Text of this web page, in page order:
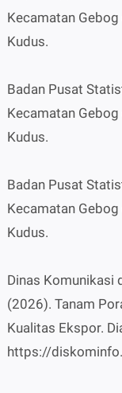
Kecamatan
Kudus.
Badan Pusat
Kecamatan
Kudus.
Badan Pusat
Kecamatan
Kudus.
Dinas Komunikasi
(2026). Tanam
Kualitas Ekspor.
https://